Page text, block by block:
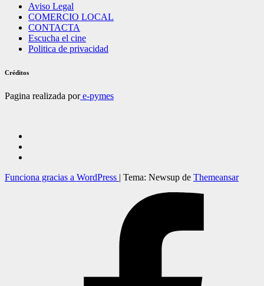
Aviso Legal
COMERCIO LOCAL
CONTACTA
Escucha el cine
Politica de privacidad
Créditos
Pagina realizada pore-pymes
Funciona gracias a WordPress | Tema: Newsup de Themeansar